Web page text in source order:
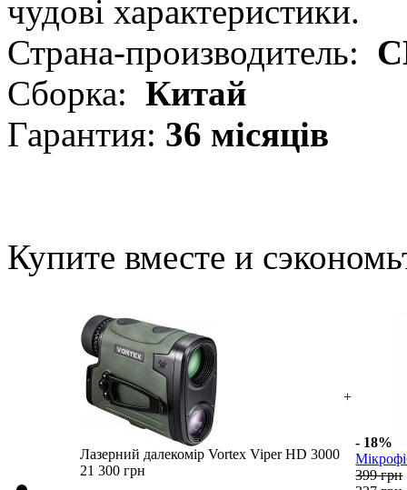
чудові характеристики.
Страна-производитель:
Сборка: Китай
Гарантия: 36 місяців
Купите вместе и
Лазерний далекомір Vortex Viper HD 3000
21 300 грн
+
- 18%
399 грн